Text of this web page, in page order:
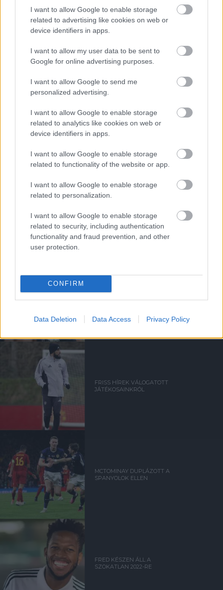
I want to allow Google to enable storage
related to advertising like cookies on web or
device identifiers in apps.
I want to allow my user data to be sent to
Google for online advertising purposes.
I want to allow Google to send me
personalized advertising.
I want to allow Google to enable storage
related to analytics like cookies on web or
device identifiers in apps.
I want to allow Google to enable storage
related to functionality of the website or app.
I want to allow Google to enable storage
related to personalization.
I want to allow Google to enable storage
related to security, including authentication
functionality and fraud prevention, and other
user protection.
CONFIRM
Data Deletion Data Access Privacy Policy
AC MilanvsManchester United2026-08-15 18:00
ELŐZŐ MÉRKŐZÉSEK
Támogatás
Támogasd adományoddal
a ManUtdFanatics.hu működését!
Kapcsolódó hírek
VÁLOGATOTTAK
VÖRÖS ÖRDÖGÖK A
VÁLOGATOTTBAN
FRISS HÍREK VÁLOGATOTT
JÁTÉKOSAINKRÓL
MCTOMINAY DUPLÁZOTT A
SPANYOLOK ELLEN
FRED KÉSZEN ÁLL A
SZOKATLAN 2022-RE